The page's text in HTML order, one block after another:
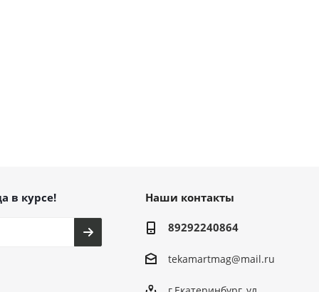
в курсе! Наши контакты
89292240864
tekamartmag@mail.ru